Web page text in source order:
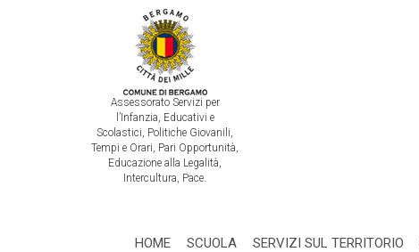
Assessorato Servizi per
l’Infanzia, Educativi e
Scolastici, Politiche Giovanili,
Tempi e Orari, Pari Opportunità,
Educazione alla Legalità,
Intercultura, Pace.
HOME SCUOLA SERVIZI SUL TERRITORIO